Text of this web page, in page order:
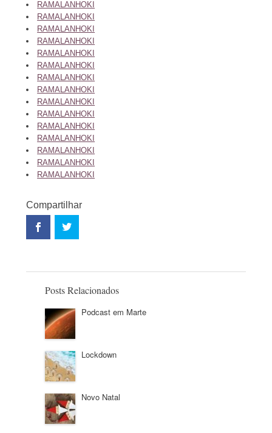
RAMALANHOKI
RAMALANHOKI
RAMALANHOKI
RAMALANHOKI
RAMALANHOKI
RAMALANHOKI
RAMALANHOKI
RAMALANHOKI
RAMALANHOKI
RAMALANHOKI
RAMALANHOKI
RAMALANHOKI
RAMALANHOKI
RAMALANHOKI
RAMALANHOKI
Posts Relacionados
Podcast em Marte
Lockdown
Novo Natal